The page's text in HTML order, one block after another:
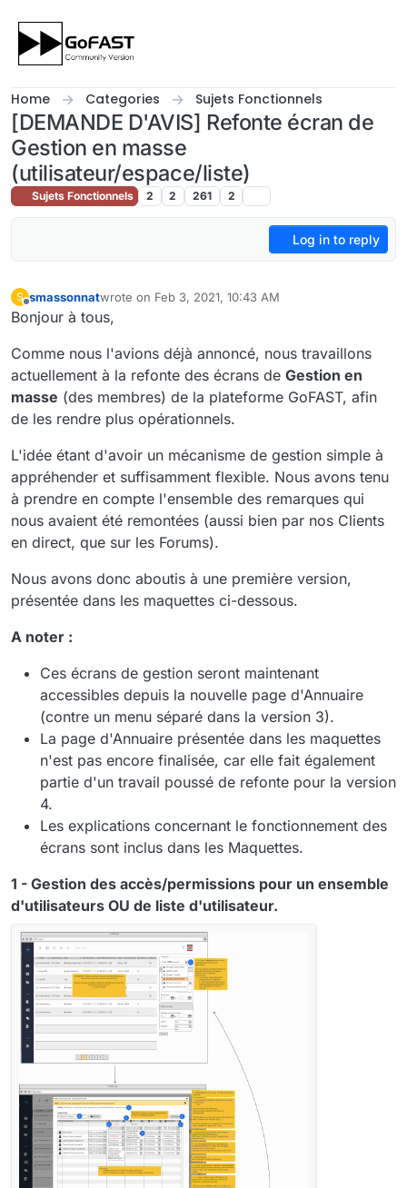
Home Categories Sujets Fonctionnels
[DEMANDE D'AVIS] Refonte écran de
Gestion en masse
(utilisateur/espace/liste)
Sujets Fonctionnels 2 2 261 2
Log in to reply
S
Offline
smassonnatwrote on Feb 3, 2021, 10:43 AM
last edited by smassonnatFeb 8, 2021, 9:37 AM
Bonjour à tous,
Comme nous l'avions déjà annoncé, nous travaillons
actuellement à la refonte des écrans de Gestion en
masse (des membres) de la plateforme GoFAST, afin
de les rendre plus opérationnels.
L'idée étant d'avoir un mécanisme de gestion simple à
appréhender et suffisamment flexible. Nous avons tenu
à prendre en compte l'ensemble des remarques qui
nous avaient été remontées (aussi bien par nos Clients
en direct, que sur les Forums).
Nous avons donc aboutis à une première version,
présentée dans les maquettes ci-dessous.
A noter :
Ces écrans de gestion seront maintenant
accessibles depuis la nouvelle page d'Annuaire
(contre un menu séparé dans la version 3).
La page d'Annuaire présentée dans les maquettes
n'est pas encore finalisée, car elle fait également
partie d'un travail poussé de refonte pour la version
4.
Les explications concernant le fonctionnement des
écrans sont inclus dans les Maquettes.
1 - Gestion des accès/permissions pour un ensemble
d'utilisateurs OU de liste d'utilisateur.